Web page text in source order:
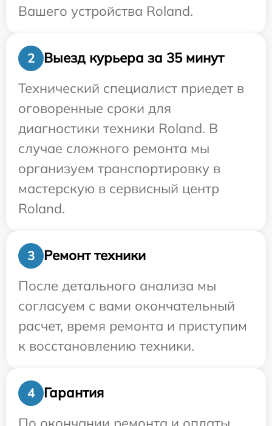
Вашего устройства Roland.
2
Выезд курьера за 35 минут
Технический специалист приедет в
оговоренные сроки для
диагностики техники Roland. В
случае сложного ремонта мы
организуем транспортировку в
мастерскую в сервисный центр
Roland.
3
Ремонт техники
После детального анализа мы
согласуем с вами окончательный
расчет, время ремонта и приступим
к восстановлению техники.
4
Гарантия